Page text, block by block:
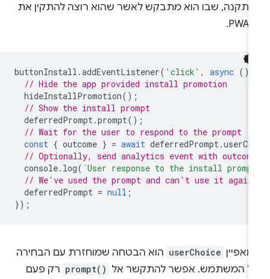
שבו הוא מתבקש לאשר שהוא רוצה להתקין את
buttonInstall.addEventListener('click', async
// Hide the app provided install promotion
hideInstallPromotion
// Show the install prompt
deferredPrompt.prompt
// Wait for the user to respond to the prompt
const
{ outcome = await deferredPrompt.
// Optionally, send analytics event with
console.log(`User response to the install
// We've used the prompt and can't use it
deferredPrompt
= null
userChoice הוא הבטחה שמוחזרת עם הבחירה
המשתמש. אפשר להתקשר אל prompt() רק פעם